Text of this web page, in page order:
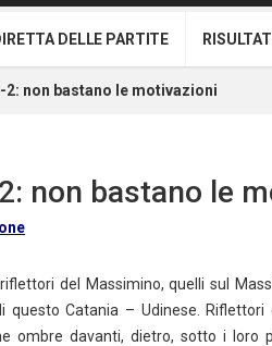
DELLE PARTITE
2: non bastano le motivazioni
non bastano le
del Massimino, quelli sul
Catania – Udinese.
ombre davanti, dietro, sotto i loro